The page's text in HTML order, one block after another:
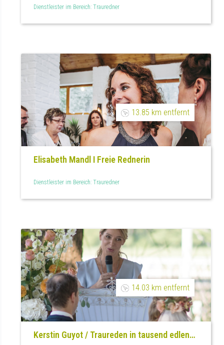
Dienstleister im Bereich: Trauredner
13.85 km entfernt
Elisabeth Mandl I Freie Rednerin
Dienstleister im Bereich: Trauredner
14.03 km entfernt
Kerstin Guyot / Traureden in tausend edlen